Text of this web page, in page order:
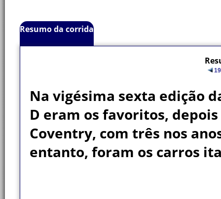
Resumo da corrida
Na vigésima sexta edição
D eram os favoritos,
Coventry, com três nos
entanto, foram os carros